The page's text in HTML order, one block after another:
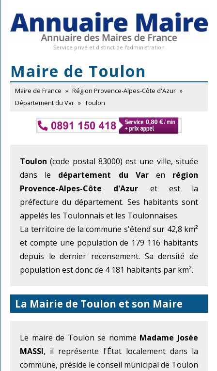
Service privé et distinct de l'administration
Maire de Toulon
Maire de France » Région Provence-Alpes-Côte d'Azur »
Département du Var » Toulon
Toulon (code postal 83000) est une ville, située
dans le département du Varen région
Provence-Alpes-Côte d'Azur et est la
préfecture du département. Ses habitants sont
appelés les Toulonnais et les Toulonnaises.
La territoire de la commune s'étend sur 42,8 km²
et compte une population de 179 116 habitants
depuis le dernier recensement. Sa densité de
population est donc de 4 181 habitants par km².
La Mairie de Toulon et son Maire
Le maire de Toulon se nomme Madame Josée
MASSI, il représente l'État localement dans la
commune, préside le conseil municipal de Toulon